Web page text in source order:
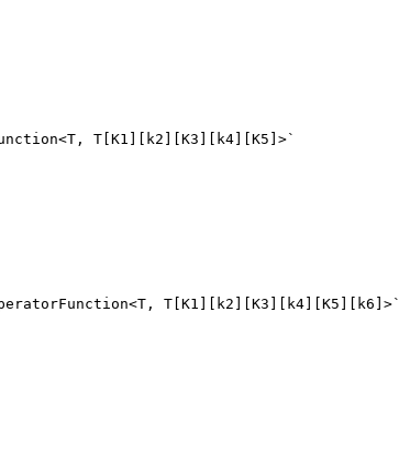
T[K1][k2][K3][k4][K5]>`
T[K1][k2][K3][k4][K5][k6]>`